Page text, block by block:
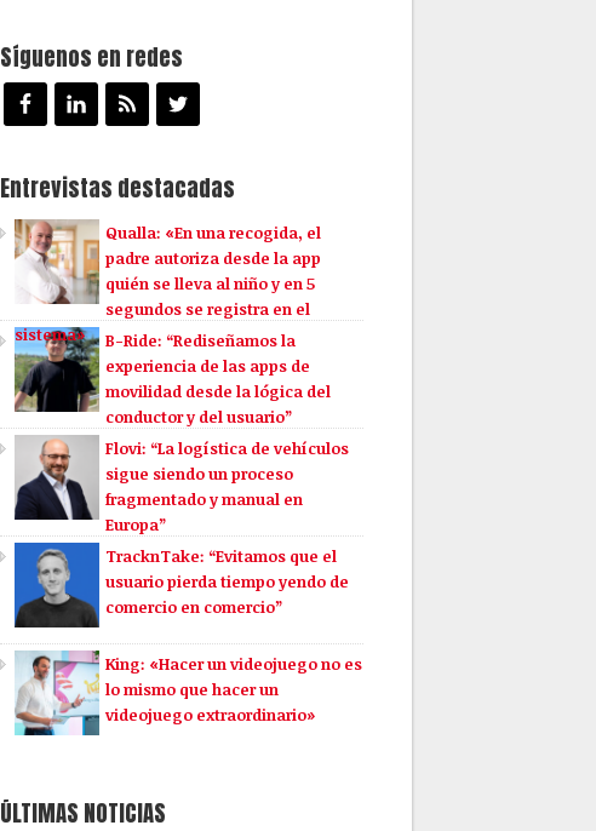
Síguenos en redes
Entrevistas destacadas
Qualla: «En una recogida, el
padre autoriza desde la app
quién se lleva al niño y en 5
segundos se registra en el
sistema»
B-Ride: “Rediseñamos la
experiencia de las apps de
movilidad desde la lógica del
conductor y del usuario”
Flovi: “La logística de vehículos
sigue siendo un proceso
fragmentado y manual en
Europa”
TracknTake: “Evitamos que el
usuario pierda tiempo yendo de
comercio en comercio”
King: «Hacer un videojuego no es
lo mismo que hacer un
videojuego extraordinario»
ÚLTIMAS NOTICIAS